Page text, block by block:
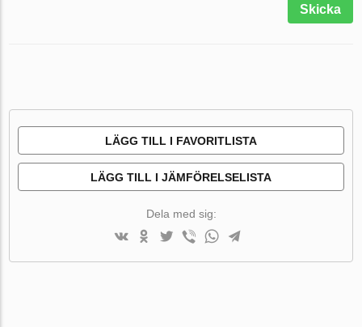
Skicka
LÄGG TILL I FAVORITLISTA
LÄGG TILL I JÄMFÖRELSELISTA
Dela med sig: